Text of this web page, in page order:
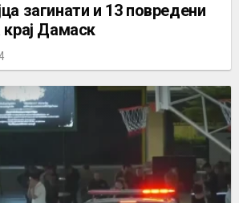
загинати и 13 повредени
крај Дамаск